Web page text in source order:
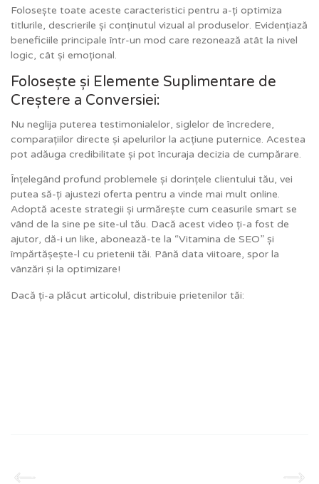
Folosește toate aceste caracteristici pentru a-ți optimiza
titlurile, descrierile și conținutul vizual al produselor. Evidențiază
beneficiile principale într-un mod care rezonează atât la nivel
logic, cât și emoțional.
Folosește și Elemente Suplimentare de
Creștere a Conversiei:
Nu neglija puterea testimonialelor, siglelor de încredere,
comparațiilor directe și apelurilor la acțiune puternice. Acestea
pot adăuga credibilitate și pot încuraja decizia de cumpărare.
Înțelegând profund problemele și dorințele clientului tău, vei
putea să-ți ajustezi oferta pentru a vinde mai mult online.
Adoptă aceste strategii și urmărește cum ceasurile smart se
vând de la sine pe site-ul tău. Dacă acest video ți-a fost de
ajutor, dă-i un like, abonează-te la “Vitamina de SEO” și
împărtășește-l cu prietenii tăi. Până data viitoare, spor la
vânzări și la optimizare!
Dacă ți-a plăcut articolul, distribuie prietenilor tăi: